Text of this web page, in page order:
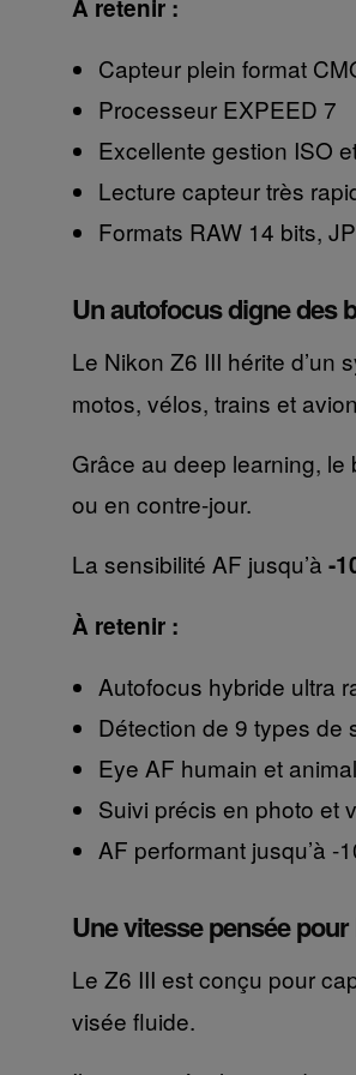
À retenir :
Capteur plein format
Processeur EXPEED 7
Excellente gestion ISO
Lecture capteur très
Formats RAW 14 bits,
Un autofocus digne des
Le Nikon Z6 III hérite d’un
motos, vélos, trains et
Grâce au deep learning,
ou en contre-jour.
La sensibilité AF jusqu’à -
À retenir :
Autofocus hybride ultra
Détection de 9 types de
Eye AF humain et animal
Suivi précis en photo et
AF performant jusqu’à -
Une vitesse pensée
Le Z6 III est conçu pour
visée fluide.